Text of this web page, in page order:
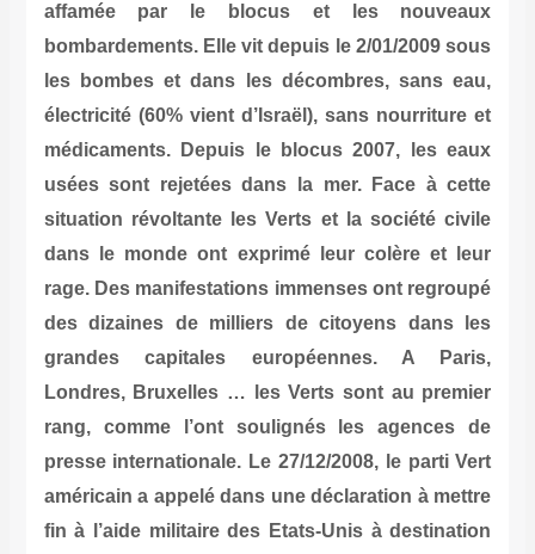
affamée par le blocus et les nouveaux
bombardements. Elle vit depuis le 2/01/2009 sous
les bombes et dans les décombres, sans eau,
électricité (60% vient d’Israël), sans nourriture et
médicaments. Depuis le blocus 2007, les eaux
usées sont rejetées dans la mer. Face à cette
situation révoltante les Verts et la société civile
dans le monde ont exprimé leur colère et leur
rage. Des manifestations immenses ont regroupé
des dizaines de milliers de citoyens dans les
grandes capitales européennes. A Paris,
Londres, Bruxelles … les Verts sont au premier
rang, comme l’ont soulignés les agences de
presse internationale. Le 27/12/2008, le parti Vert
américain a appelé dans une déclaration à mettre
fin à l’aide militaire des Etats-Unis à destination